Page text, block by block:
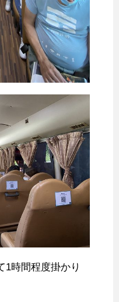
1時間程度掛かり